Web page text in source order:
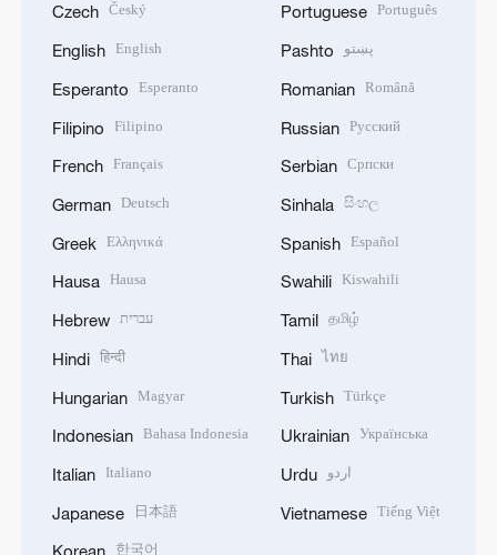
Czech Český
English English
Esperanto Esperanto
Filipino Filipino
French Français
German Deutsch
Greek Ελληνικά
Hausa Hausa
Hebrew עברית
Hindi हिन्दी
Hungarian Magyar
Indonesian Bahasa Indonesia
Italian Italiano
Japanese 日本語
한국어
Portuguese Português
Pashto پښتو
Romanian Română
Russian Русский
Serbian Српски
Sinhala සිංහල
Spanish Español
Swahili Kiswahili
Tamil தமிழ்
Thai ไทย
Turkish Türkçe
Ukrainian Українська
Urdu اردو
Vietnamese Tiếng Việt